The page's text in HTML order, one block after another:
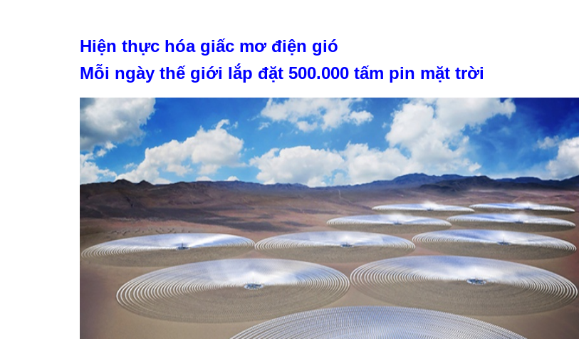
Hiện thực hóa giấc mơ điện gió
Mỗi ngày thế giới lắp đặt 500.000 tấm pin mặt trời